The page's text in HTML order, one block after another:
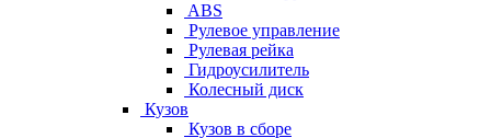
ABS
Рулевое управление
Рулевая рейка
Гидроусилитель
Колесный диск
Кузов
Кузов в сборе